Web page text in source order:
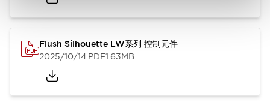
Flush Silhouette LW系列 控制元件
2025/10/14.PDF1.63MB